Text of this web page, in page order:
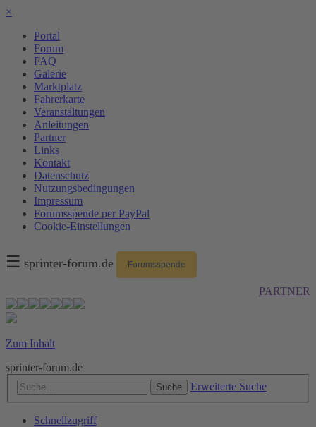
×
Portal
Forum
FAQ
Galerie
Marktplatz
Fahrerkarte
Veranstaltungen
Anleitungen
Partner
Links
Kontakt
Datenschutz
Nutzungsbedingungen
Impressum
Forumsspende per PayPal
Cookie-Einstellungen
☰ sprinter-forum.de Forumsspende
PARTNER
Zum Inhalt
sprinter-forum.de
Suche Erweiterte Suche
Schnellzugriff